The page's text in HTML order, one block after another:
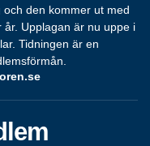
och den kommer ut med
år. Upplagan är nu uppe i
Tidningen är en